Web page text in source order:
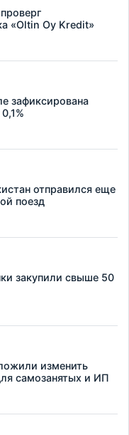
«Oltin Oy Kredit»
зафиксирована
отправился еще
поезд
закупили свыше 50
изменить
самозанятых и ИП